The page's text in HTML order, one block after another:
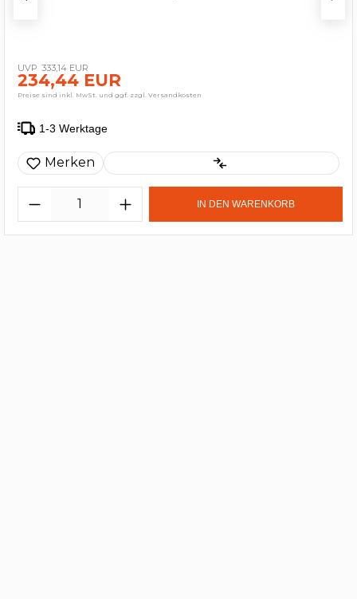
333,14 EUR
234,44 EUR
Preise sind inkl. MwSt. und ggf. zzgl. Versandkosten
1-3 Werktage
Merken
IN DEN WARENKORB